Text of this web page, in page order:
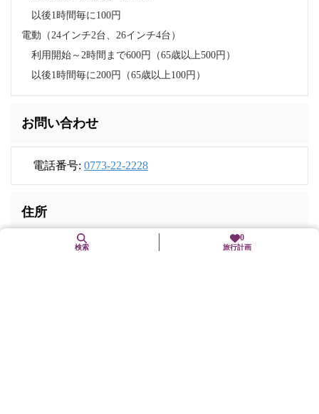
以後1時間毎に100円
電動（24インチ2台、26インチ4台）
利用開始～2時間まで600円（65歳以上500円）
以後1時間毎に200円（65歳以上100円）
お問い合わせ
電話番号: 0773-22-2228
住所
〒620-0045
0
旅行計画
検索